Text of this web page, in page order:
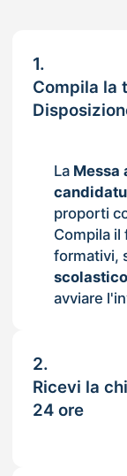
1.
Compila la
La Messa
proporti
Compila il
formativi,
scolastico
avviare
2.
Ricevi la
24 ore